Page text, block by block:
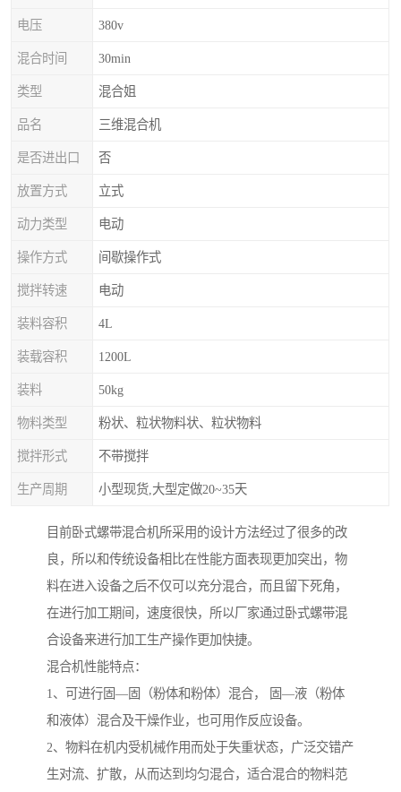
电压 380v
混合时间 30min
类型 混合姐
品名 三维混合机
是否进出口 否
放置方式 立式
动力类型 电动
操作方式 间歇操作式
搅拌转速 电动
装料容积 4L
装载容积 1200L
装料 50kg
物料类型 粉状、粒状物料状、粒状物料
搅拌形式 不带搅拌
生产周期 小型现货,大型定做20~35天
目前卧式螺带混合机所采用的设计方法经过了很多的改
良，所以和传统设备相比在性能方面表现更加突出，物
料在进入设备之后不仅可以充分混合，而且留下死角，
在进行加工期间，速度很快，所以厂家通过卧式螺带混
合设备来进行加工生产操作更加快捷。
混合机性能特点：
1、可进行固—固（粉体和粉体）混合， 固—液（粉体
和液体）混合及干燥作业，也可用作反应设备。
2、物料在机内受机械作用而处于失重状态，广泛交错产
生对流、扩散，从而达到均匀混合，适合混合的物料范